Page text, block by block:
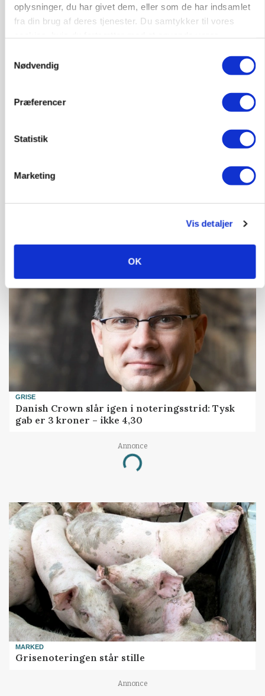
oplysninger, du har givet dem, eller som de har indsamlet
fra din brug af deres tjenester. Du samtykker til vores
Nødvendig
Præferencer
Statistik
Marketing
Vis detaljer
OK
GRISE
Danish Crown slår igen i noteringsstrid: Tysk
gab er 3 kroner – ikke 4,30
Annonce
Loading...
MARKED
Grisenoteringen står stille
Annonce